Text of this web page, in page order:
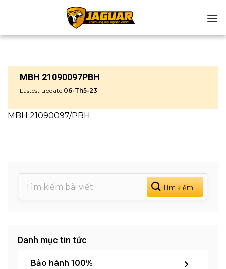
MBH 21090097PBH
Lastest update:06-Th5-23
MBH 21090097/PBH
Danh mục tin tức
Bảo hành 100%